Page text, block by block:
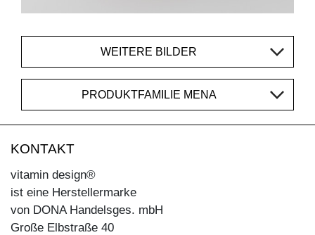
WEITERE BILDER
PRODUKTFAMILIE MENA
KONTAKT
vitamin design®
ist eine Herstellermarke
von DONA Handelsges. mbH
Große Elbstraße 40